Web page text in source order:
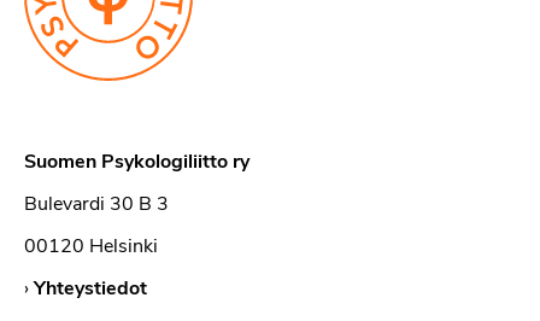
Suomen Psykologiliitto ry
Bulevardi 30 B 3
00120 Helsinki
›Yhteystiedot